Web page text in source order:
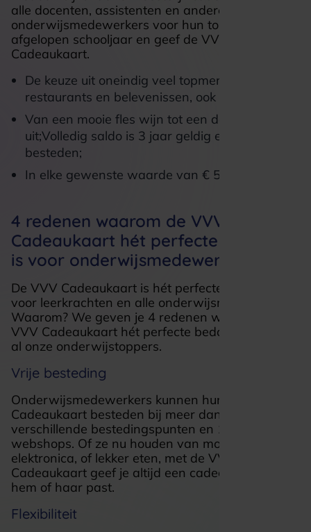
alle docenten, assistenten en andere
onderwijsmedewerkers voor hun tomeloze inzet
afgelopen schooljaar en geef de VVV
Cadeaukaart.
De keuze uit oneindig veel topmerken,
restaurants en belevenissen, ook lokaal;
Van een mooie fles wijn tot een dagje
uit;Volledig saldo is 3 jaar geldig en in delen te
besteden;
In elke gewenste waarde van € 5,- tot € 150,-.
4 redenen waarom de VVV
Cadeaukaart hét perfecte bedankje
is voor onderwijsmedewerkers
De VVV Cadeaukaart is hét perfecte bedankje
voor leerkrachten en alle onderwijsmedewerkers.
Waarom? We geven je 4 redenen waarom de
VVV Cadeaukaart hét perfecte bedankje is voor
al onze onderwijstoppers.
Vrije besteding
Onderwijsmedewerkers kunnen hun VVV
Cadeaukaart besteden bij meer dan 18.000
verschillende bestedingspunten en 1.250+
webshops. Of ze nu houden van mode, boeken,
elektronica, of lekker eten, met de VVV
Cadeaukaart geef je altijd een cadeau dat bij
hem of haar past.
Flexibiliteit